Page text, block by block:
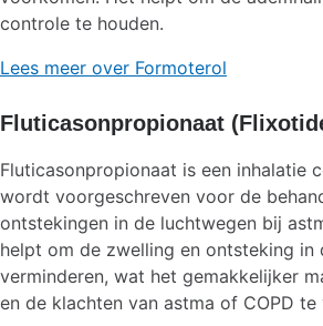
controle te houden.
Lees meer over Formoterol
Fluticasonpropionaat
Fluticasonpropionaat is een inhalatie
wordt voorgeschreven voor de
ontstekingen in de luchtwegen bij
helpt om de zwelling en ontsteking in
verminderen, wat het gemakkelijker
en de klachten van astma of COPD te